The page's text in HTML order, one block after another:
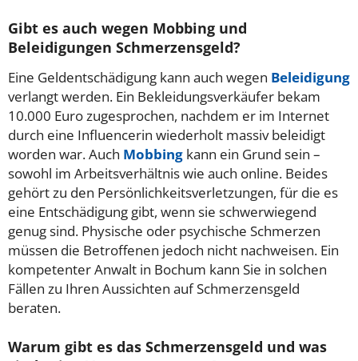
Gibt es auch wegen Mobbing und
Beleidigungen Schmerzensgeld?
Eine Geldentschädigung kann auch wegen Beleidigung
verlangt werden. Ein Bekleidungsverkäufer bekam
10.000 Euro zugesprochen, nachdem er im Internet
durch eine Influencerin wiederholt massiv beleidigt
worden war. Auch Mobbing kann ein Grund sein –
sowohl im Arbeitsverhältnis wie auch online. Beides
gehört zu den Persönlichkeitsverletzungen, für die es
eine Entschädigung gibt, wenn sie schwerwiegend
genug sind. Physische oder psychische Schmerzen
müssen die Betroffenen jedoch nicht nachweisen. Ein
kompetenter Anwalt in Bochum kann Sie in solchen
Fällen zu Ihren Aussichten auf Schmerzensgeld
beraten.
Warum gibt es das Schmerzensgeld und was